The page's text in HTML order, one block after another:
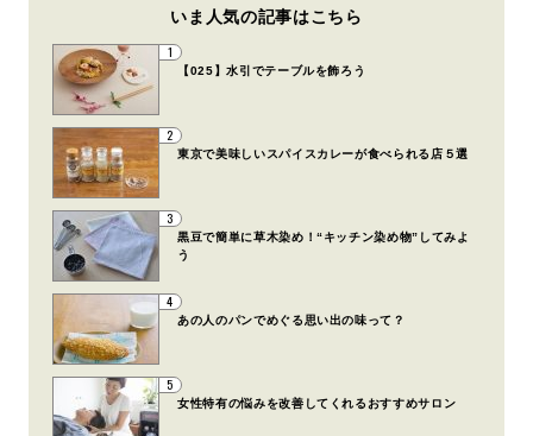
いま人気の記事はこちら
1
【025】水引でテーブルを飾ろう
2
東京で美味しいスパイスカレーが食べられる店５選
3
黒豆で簡単に草木染め！“キッチン染め物”してみよ
う
4
あの人のパンでめぐる思い出の味って？
5
女性特有の悩みを改善してくれるおすすめサロン